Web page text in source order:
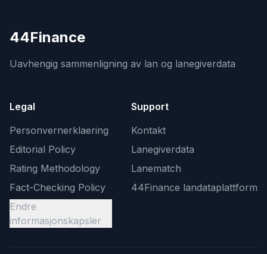
44Finance
Uavhengig sammenligning av lan og lanegiverdata
Legal
Personvernerklaering
Editorial Policy
Rating Methodology
Fact-Checking Policy
Endre
informasjonskapsler
Support
Kontakt
Lanegiverdata
Lanematch
44Finance landataplattform